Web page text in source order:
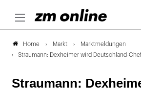
Home Markt
Marktmeldungen
Straumann: Dexheimer wird Deutschland-
Straumann: